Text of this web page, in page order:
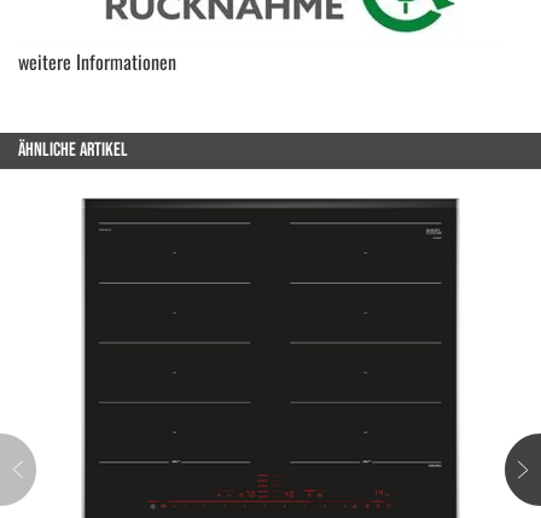
weitere Informationen
ÄHNLICHE ARTIKEL